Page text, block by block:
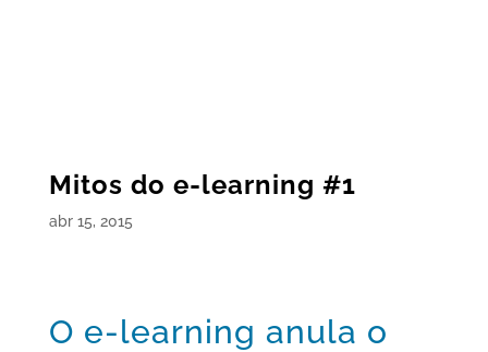
Mitos do e-learning #1
abr 15, 2015
O e-learning anula o